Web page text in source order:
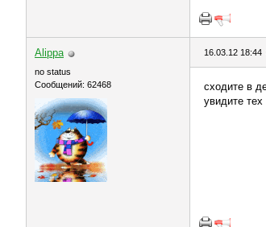
Alippa
no status
Сообщений: 62468
16.03.12 18:44
сходите в
увидите